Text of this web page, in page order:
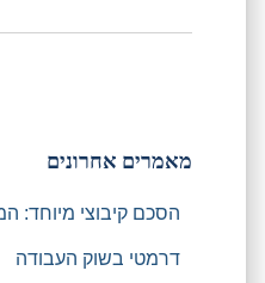
מאמרים אחרונים
הסכם קיבוצי מיוחד:
דרמטי בשוק העבודה